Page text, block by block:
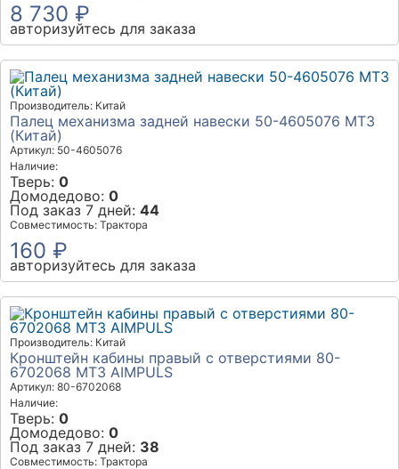
8 730 ₽
авторизуйтесь для заказа
Производитель: Китай
Палец механизма задней навески 50-4605076 МТЗ
(Китай)
Артикул: 50-4605076
Наличие:
Тверь: 0
Домодедово: 0
Под заказ 7 дней: 44
Совместимость: Трактора
160 ₽
авторизуйтесь для заказа
Производитель: Китай
Кронштейн кабины правый с отверстиями 80-
6702068 МТЗ AIMPULS
Артикул: 80-6702068
Наличие:
Тверь: 0
Домодедово: 0
Под заказ 7 дней: 38
Совместимость: Трактора